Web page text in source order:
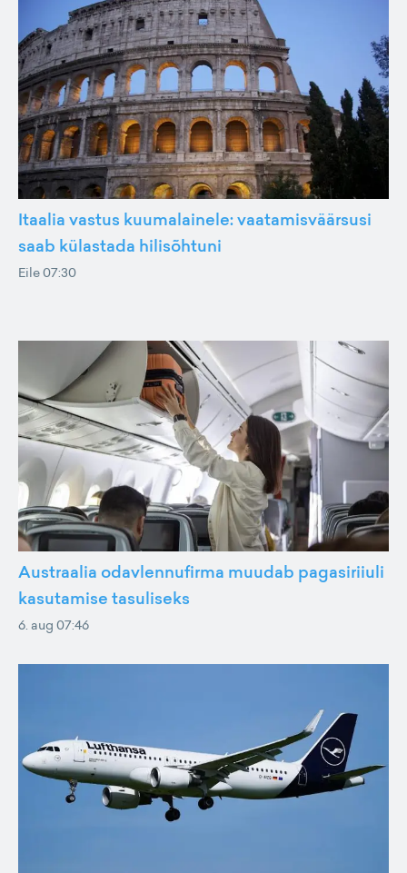
Itaalia vastus kuumalainele: vaatamisväärsusi
saab külastada hilisõhtuni
Eile 07:30
Austraalia odavlennufirma muudab pagasiriiuli
kasutamise tasuliseks
6. aug 07:46